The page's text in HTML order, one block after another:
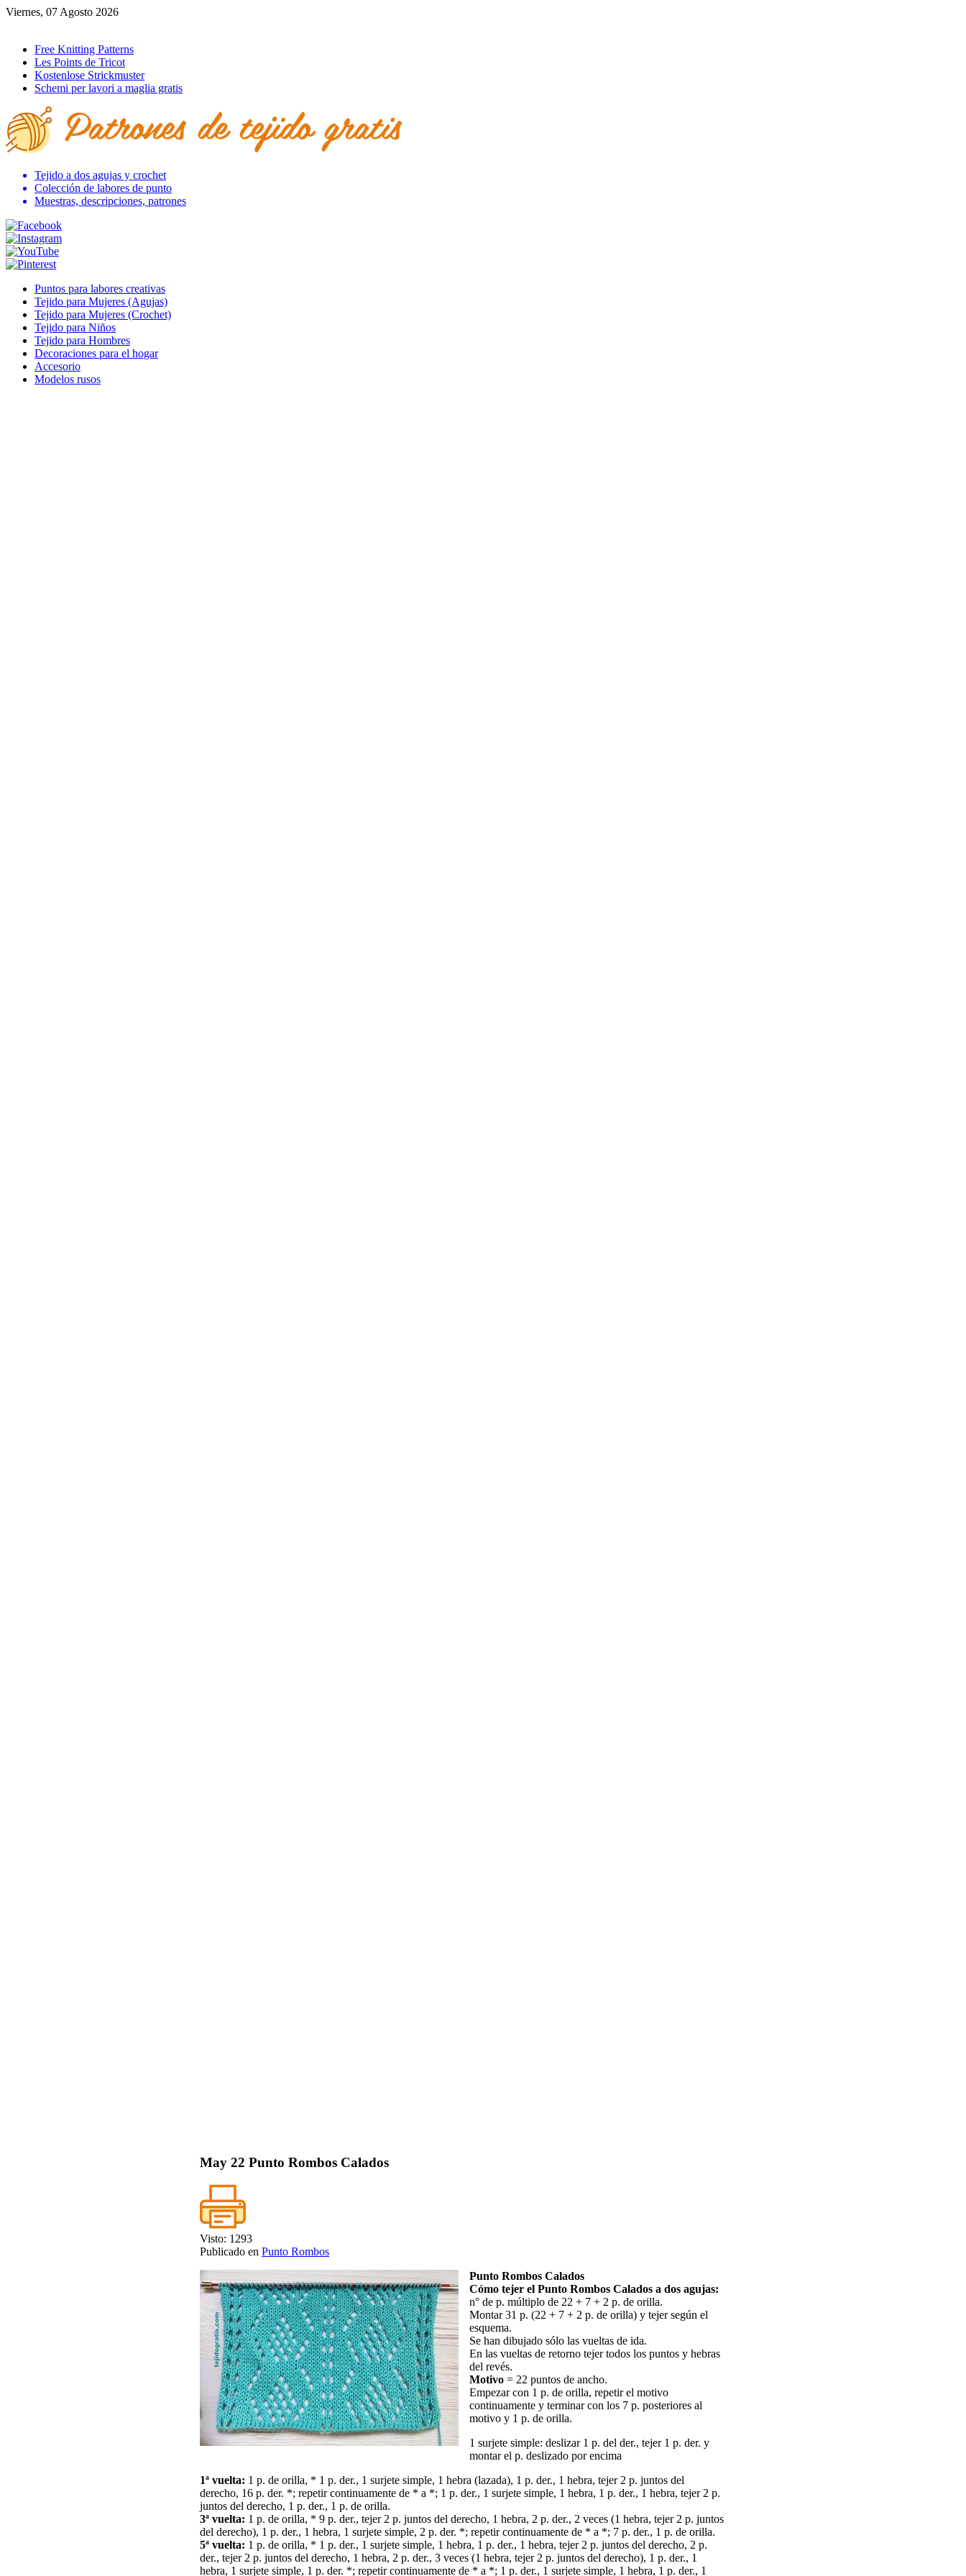
Viernes, 07 Agosto 2026
Free Knitting Patterns
Les Points de Tricot
Kostenlose Strickmuster
Schemi per lavori a maglia gratis
Tejido a dos agujas y crochet
Colección de labores de punto
Muestras, descripciones, patrones
Puntos para labores creativas
Tejido para Mujeres (Agujas)
Tejido para Mujeres (Crochet)
Tejido para Niños
Tejido para Hombres
Decoraciones para el hogar
Accesorio
Modelos rusos
May 22 Punto Rombos Calados
Visto: 1293
Publicado en Punto Rombos
Punto Rombos Calados
Cómo tejer el Punto Rombos Calados a dos agujas:
n° de p. múltiplo de 22 + 7 + 2 p. de orilla.
Montar 31 p. (22 + 7 + 2 p. de orilla) y tejer según el
esquema.
Se han dibujado sólo las vueltas de ida.
En las vueltas de retorno tejer todos los puntos y hebras
del revés.
Motivo = 22 puntos de ancho.
Empezar con 1 p. de orilla, repetir el motivo
continuamente y terminar con los 7 p. posteriores al
motivo y 1 p. de orilla.
1 surjete simple: deslizar 1 p. del der., tejer 1 p. der. y
montar el p. deslizado por encima
1ª vuelta: 1 p. de orilla, * 1 p. der., 1 surjete simple, 1 hebra (lazada), 1 p. der., 1 hebra, tejer 2 p. juntos del
derecho, 16 p. der. *; repetir continuamente de * a *; 1 p. der., 1 surjete simple, 1 hebra, 1 p. der., 1 hebra, tejer 2 p.
juntos del derecho, 1 p. der., 1 p. de orilla.
3ª vuelta: 1 p. de orilla, * 9 p. der., tejer 2 p. juntos del derecho, 1 hebra, 2 p. der., 2 veces (1 hebra, tejer 2 p. juntos
del derecho), 1 p. der., 1 hebra, 1 surjete simple, 2 p. der. *; repetir continuamente de * a *; 7 p. der., 1 p. de orilla.
5ª vuelta: 1 p. de orilla, * 1 p. der., 1 surjete simple, 1 hebra, 1 p. der., 1 hebra, tejer 2 p. juntos del derecho, 2 p.
der., tejer 2 p. juntos del derecho, 1 hebra, 2 p. der., 3 veces (1 hebra, tejer 2 p. juntos del derecho), 1 p. der., 1
hebra, 1 surjete simple, 1 p. der. *; repetir continuamente de * a *; 1 p. der., 1 surjete simple, 1 hebra, 1 p. der., 1